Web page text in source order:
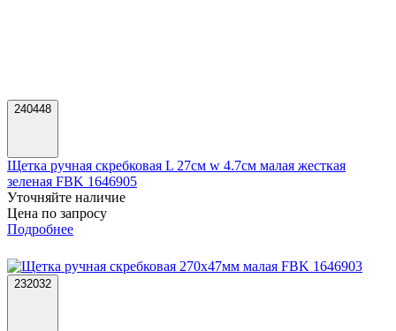
240448
Щетка ручная скребковая L 27см w 4.7см малая жесткая
зеленая FBK 1646905
Уточняйте наличие
Цена по запросу
Подробнее
232032